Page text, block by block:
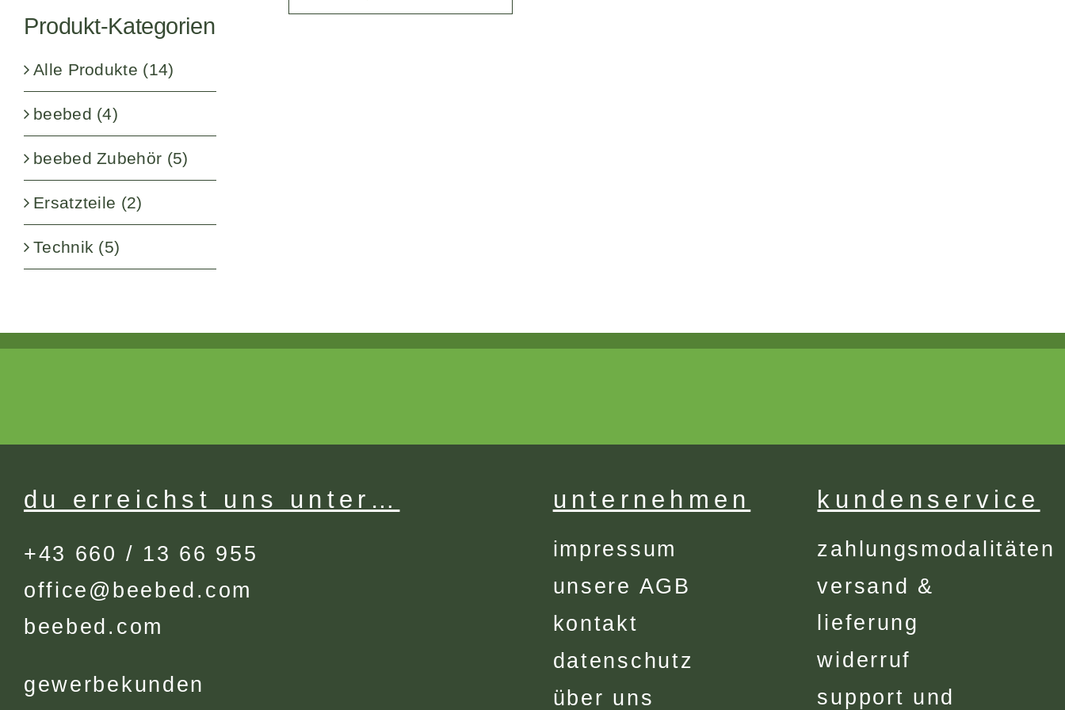
Produkt-Kategorien
Alle Produkte (14)
beebed (4)
beebed Zubehör (5)
Ersatzteile (2)
Technik (5)
du erreichst uns unter…
+43 660 / 13 66 955
office@beebed.com
beebed.com
gewerbekunden
unternehmen
impressum
unsere AGB
kontakt
datenschutz
über uns
kundenservice
zahlungsmodalitäten
versand &
lieferung
widerruf
support und